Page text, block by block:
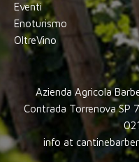
Eventi
Enoturismo
OltreVino
Azienda Agricola
Contrada Torrenova SP
info at